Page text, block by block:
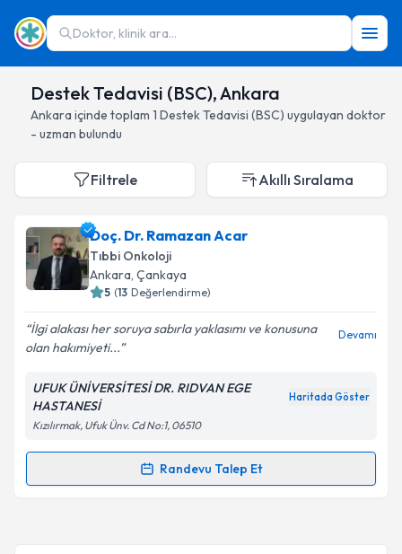
Doktor, klinik ara...
Destek Tedavisi (BSC), Ankara
Ankara içinde toplam 1 Destek Tedavisi (BSC) uygulayan doktor
- uzman bulundu
Filtrele Akıllı Sıralama
Doç. Dr. Ramazan Acar
Tıbbi Onkoloji
Ankara, Çankaya
5 (13 Değerlendirme)
İlgi alakası her soruya sabırla yaklasımı ve konusuna
olan hakımiyeti...
Devamı
UFUK ÜNİVERSİTESİ DR. RIDVAN EGE
HASTANESİ
Haritada Göster
Kızılırmak, Ufuk Ünv. Cd No:1, 06510
Randevu Talep Et
Randevu Takvimi Talebi